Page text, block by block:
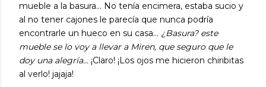
mueble a la basura... No tenía encimera, estaba sucio y
al no tener cajones le parecía que nunca podría
encontrarle un hueco en su casa... ¿Basura? este
mueble se lo voy a llevar a Miren, que seguro que le
doy una alegría... ¡Claro! ¡Los ojos me hicieron chiribitas
al verlo! jajaja!